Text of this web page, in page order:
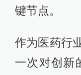
键节点。
作为医药行
一次对创新